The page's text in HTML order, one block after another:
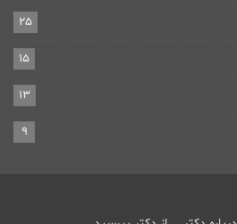
25
15
13
9